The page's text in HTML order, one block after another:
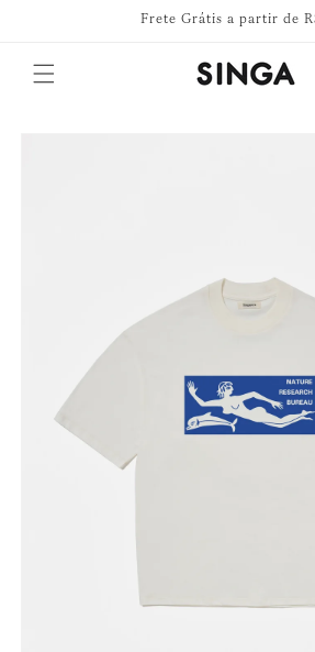
Frete Grátis a partir de